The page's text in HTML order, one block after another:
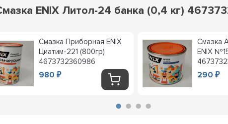
ENIX Литол-24 банка (0,4 кг)
Смазка Приборная ENIX
Циатим-221 (800гр)
4673732360986
980₽
Смазка
ENIX
290₽